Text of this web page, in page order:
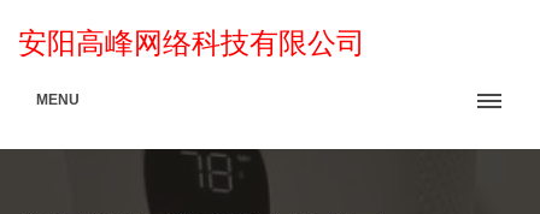
安阳高峰网络科技有限公司
MENU